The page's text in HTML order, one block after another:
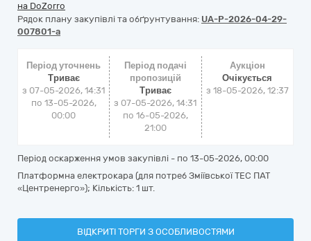
на DoZorro
Рядок плану закупівлі та обґрунтування: UA-P-2026-04-29-
007801-a
Період уточнень
Триває
з 07-05-2026, 14:31
по 13-05-2026,
00:00
Період подачі
пропозицій
Триває
з 07-05-2026, 14:31
по 16-05-2026,
21:00
Аукціон
Очікується
з 18-05-2026, 12:37
Період оскарження умов закупівлі - по 13-05-2026, 00:00
Платформна електрокара (для потреб Зміївської ТЕС ПАТ
«Центренерго»); Кількість: 1 шт.
ВІДКРИТІ ТОРГИ З ОСОБЛИВОСТЯМИ